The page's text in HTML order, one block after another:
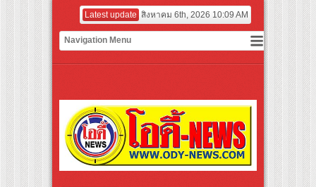
Latest update สิงหาคม 6th, 2026 10:09 AM